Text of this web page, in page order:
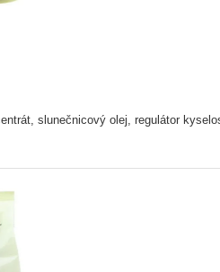
slunečnicový olej, regulátor